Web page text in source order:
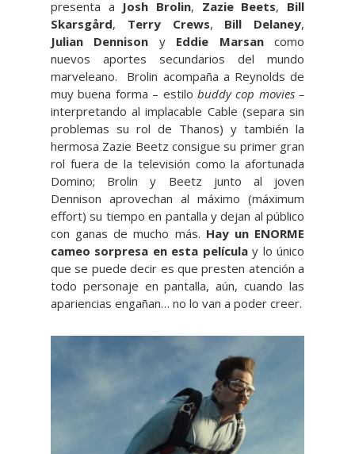
presenta a Josh Brolin, Zazie Beets, Bill
Skarsgård, Terry Crews, Bill Delaney,
Julian Dennison y Eddie Marsancomo
nuevos aportes secundarios del mundo
marveleano. Brolin acompaña a Reynolds de
muy buena forma – estilo buddy cop movies –
interpretando al implacable Cable (separa sin
problemas su rol de Thanos) y también la
hermosa Zazie Beetz consigue su primer gran
rol fuera de la televisión como la afortunada
Domino; Brolin y Beetz junto al joven
Dennison aprovechan al máximo (máximum
effort) su tiempo en pantalla y dejan al público
con ganas de mucho más. Hay un ENORME
cameo sorpresa en esta películay lo único
que se puede decir es que presten atención a
todo personaje en pantalla, aún, cuando las
apariencias engañan… no lo van a poder creer.